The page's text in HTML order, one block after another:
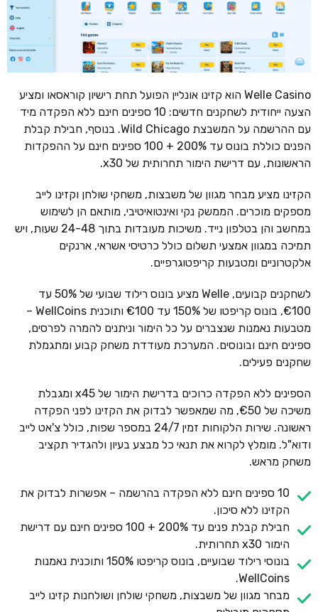
Welle Casino הוא קזינו אונליין הפועל תחת רישיון קוראסאו ומציע
הצעה ייחודית לשחקנים חדשים: 10 ספינים חינם ללא הפקדה מיד
עם ההרשמה על המשבצת Wild Chicago. בנוסף, חבילת קבלת
הפנים כוללת בונוס עד 200% + 100 ספינים חינם על ההפקדות
הראשונות, עם דרישת הימור תחרותית של x30.
הקזינו מציע מבחר מגוון של משבצות, משחקי שולחן וקזינו לייב
מספקים מוכרים. הממשק נקי ואינטואיטיבי, מותאם הן לשימוש
במחשב והן בטלפון נייד. משיכות מעובדות בתוך 24-48 שעות, ויש
תמיכה במגוון אמצעי תשלום כולל כרטיסי אשראי, ארנקים
אלקטרוניים ומטבעות קריפטוגרפיים.
לשחקנים קבועים, Welle מציע בונוס רילוד שבועי של 50% עד
€100, בונוס קריפטו של 150% עד €100 ותוכנית WellCoins –
מטבעות נאמנות שנצברים על כל הימור וניתנים להמרה לפרסים,
ספינים חינם ובונוסים. המערכת מעודדת משחק קבוע ומתגמלת
שחקנים פעילים.
הספינים ללא הפקדה כרוכים בדרישת הימור של x45 ומגבלת
משיכה של €50, מה שמאפשר לבדוק את הקזינו לפני הפקדה
ראשונה. שירות הלקוחות זמין 24/7 במספר שפות, כולל צ'אט לייב
ודוא"ל. מומלץ לקרוא את תנאי כל מבצע בעיון ולהגדיר תקציב
משחק מראש.
10 ספינים חינם ללא הפקדה בהרשמה – אפשרות לבדוק את
הקזינו ללא סיכון.
חבילת קבלת פנים עד 200% + 100 ספינים חינם עם דרישת
הימור x30 תחרותית.
בונוסי רילוד שבועיים, בונוס קריפטו 150% ותוכנית נאמנות
WellCoins.
מבחר מגוון של משבצות, משחקי שולחן ושולחנות קזינו לייב